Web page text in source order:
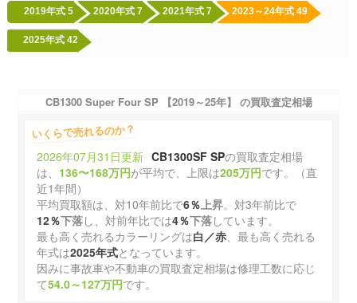
2019年式 5 2020年式 7 2021年式 7 2023～24年式 49
2025年式 42
CB1300 Super Four SP 【2019～25年】 の買取査定相場
いくらで売れるのか？
2026年07月31日更新 CB1300SF SPの買取査定相場
は、 136〜168万円が平均で、上限は205万円です。（直
近1年間）
平均買取額は、対10年前比で6％上昇。対3年前比で
12％下落し、対前年比では4％下落しています。
最も高く売れるカラーリングは白／赤、最も高く売れる
年式は2025年式となっています。
因みに事故車や不動車の買取査定相場は修理工数に応じ
て54.0～127万円です。